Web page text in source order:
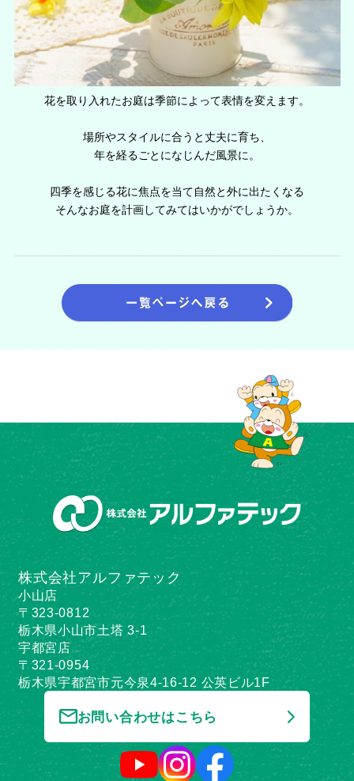
花を取り入れたお庭は季節によって表情を変えます。
場所やスタイルに合うと丈夫に育ち、
年を経るごとになじんだ風景に。
四季を感じる花に焦点を当て自然と外に出たくなる
そんなお庭を計画してみてはいかがでしょうか。
株式会社アルファテック
小山店
〒323-0812
栃木県小山市土塔 3-1
宇都宮店
〒321-0954
栃木県宇都宮市元今泉4-16-12 公英ビル1F
お問い合わせはこちら